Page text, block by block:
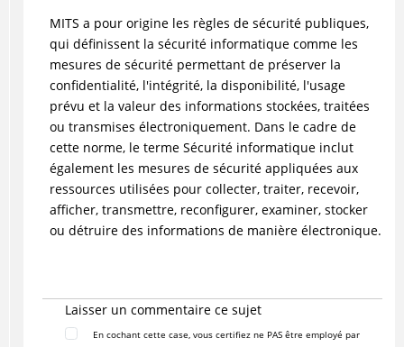
MITS a pour origine les règles de sécurité publiques,
qui définissent la sécurité informatique comme les
mesures de sécurité permettant de préserver la
confidentialité, l'intégrité, la disponibilité, l'usage
prévu et la valeur des informations stockées, traitées
ou transmises électroniquement. Dans le cadre de
cette norme, le terme Sécurité informatique inclut
également les mesures de sécurité appliquées aux
ressources utilisées pour collecter, traiter, recevoir,
afficher, transmettre, reconfigurer, examiner, stocker
ou détruire des informations de manière électronique.
Laisser un commentaire ce sujet
En cochant cette case, vous certifiez ne PAS être employé par